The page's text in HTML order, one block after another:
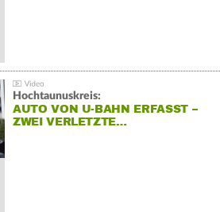
Hochtaunuskreis:
AUTO VON U-BAHN ERFASST –
ZWEI VERLETZTE…